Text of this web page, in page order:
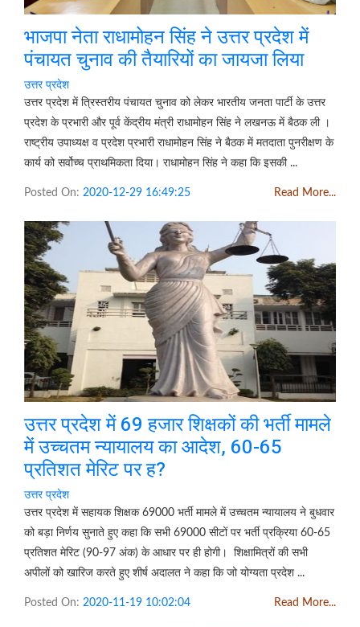
भाजपा नेता राधामोहन सिंह ने उत्तर प्रदेश में
पंचायत चुनाव की तैयारियों का जायजा लिया
उत्तर प्रदेश
उत्तर प्रदेश में त्रिस्तरीय पंचायत चुनाव को लेकर भारतीय जनता पार्टी के उत्तर
प्रदेश के प्रभारी और पूर्व केंद्रीय मंत्री राधामोहन सिंह ने लखनऊ में बैठक ली ।
राष्ट्रीय उपाध्यक्ष व प्रदेश प्रभारी राधामोहन सिंह ने बैठक में मतदाता पुनरीक्षण के
कार्य को सर्वोच्च प्राथमिकता दिया। राधामोहन सिंह ने कहा कि इसकी ...
Posted On: 2020-12-29 16:49:25 Read More...
उत्तर प्रदेश में 69 हजार शिक्षकों की भर्ती मामले
में उच्चतम न्यायालय का आदेश, 60-65
प्रतिशत मेरिट पर ह?
उत्तर प्रदेश
उत्तर प्रदेश में सहायक शिक्षक 69000 भर्ती मामले में उच्चतम न्यायालय ने बुधवार
को बड़ा निर्णय सुनाते हुए कहा कि सभी 69000 सीटों पर भर्ती प्रक्रिया 60-65
प्रतिशत मेरिट (90-97 अंक) के आधार पर ही होगी। शिक्षामित्रों की सभी
अपीलों को खारिज करते हुए शीर्ष अदालत ने कहा कि जो योग्यता प्रदेश ...
Posted On: 2020-11-19 10:02:04 Read More...